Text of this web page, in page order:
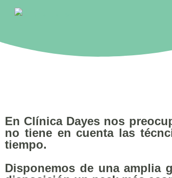
En Clínica Dayes nos
no tiene en cuenta las
tiempo.
Disponemos de una amplia